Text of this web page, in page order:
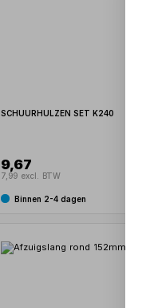
SCHUURHULZEN SET K240
9,67
7,99 excl. BTW
Binnen 2-4 dagen